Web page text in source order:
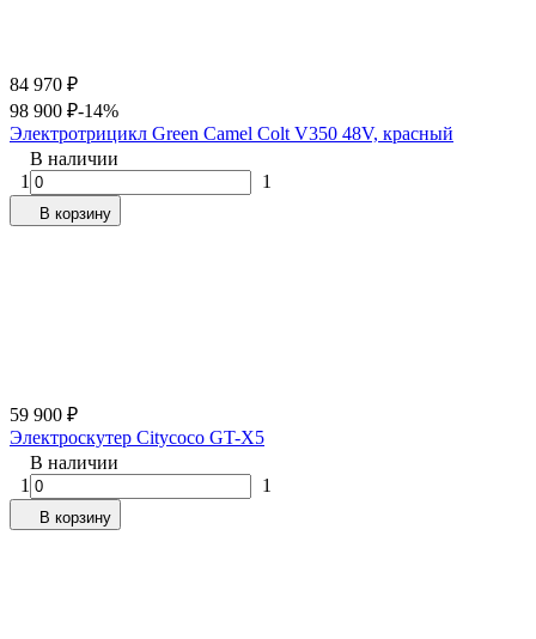
84 970 ₽
98 900 ₽-14%
Электротрицикл Green Camel Colt V350 48V, красный
В наличии
1
1
В корзину
59 900 ₽
Электроскутер Citycoco GT-X5
В наличии
1
1
В корзину